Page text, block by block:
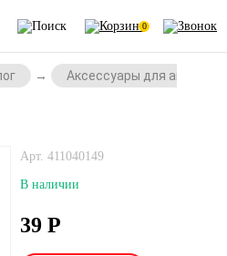
0
Аксессуары для
Арт. 411040149
В наличии
39 Р